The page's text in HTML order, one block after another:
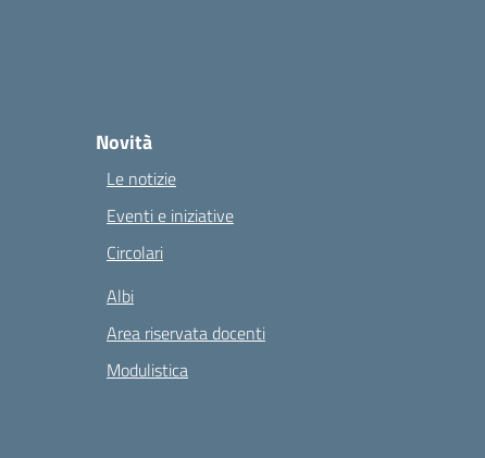
Novità
Le notizie
Eventi e iniziative
Circolari
Albi
Area riservata docenti
Modulistica